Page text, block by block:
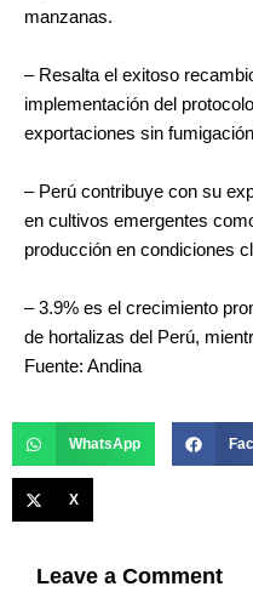
manzanas.
– Resalta el exitoso
implementación del
exportaciones sin
– Perú contribuye con su
en cultivos emergentes
producción en condiciones
– 3.9% es el crecimiento
de hortalizas del Perú,
Fuente: Andina
WhatsApp
X
Leave a Comment